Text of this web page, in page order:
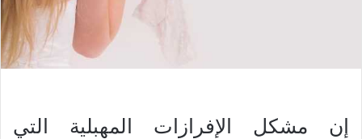
إن مشكل الإفرازات المهبلية التي